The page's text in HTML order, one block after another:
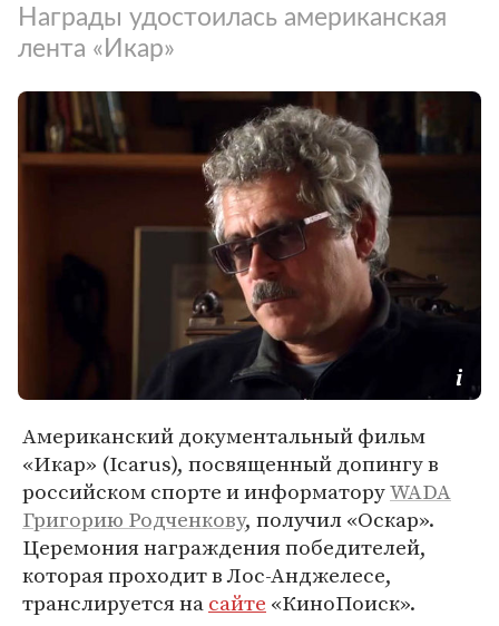
Награды удостоилась американская
лента «Икар»
Американский документальный фильм
«Икар» (Icarus), посвященный допингу в
российском спорте и информаторуWADA
Григорию Родченкову, получил «Оскар».
Церемония награждения победителей,
которая проходит в Лос-Анджелесе,
транслируется насайте «КиноПоиск».